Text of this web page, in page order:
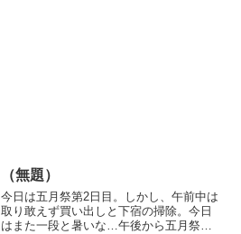
（無題）
今日は五月祭第2日目。しかし、午前中は
取り敢えず買い出しと下宿の掃除。今日
はまた一段と暑いな…午後から五月祭